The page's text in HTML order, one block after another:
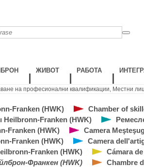
ЖИВОТ РАБОТА
на професионални квалификации, Местни
Franken (HWK)
Chamber of
Heilbronn-Franken (HWK)
Franken (HWK)
Camera
Franken (HWK)
Camera
Franken (HWK)
Cámara
Франкен (HWK)
Chambre